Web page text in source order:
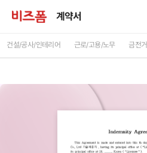
계약서
건설/공사/인테리어 근로/고용/노무 금전